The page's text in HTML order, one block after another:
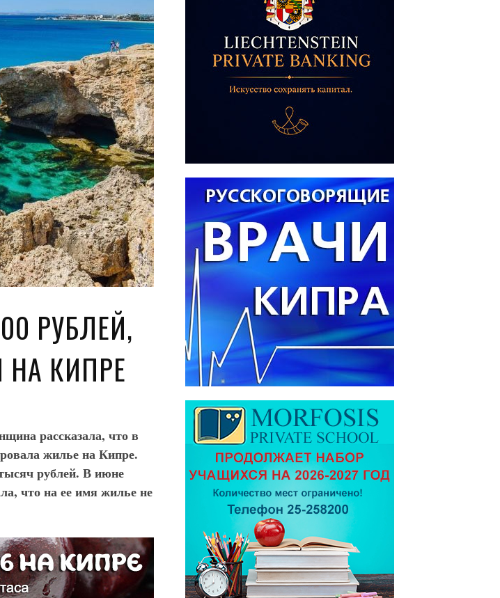
РУБЛЕЙ,
НА КИПРЕ
рассказала, что в
жилье на Кипре.
рублей. В июне
что на ее имя жилье не